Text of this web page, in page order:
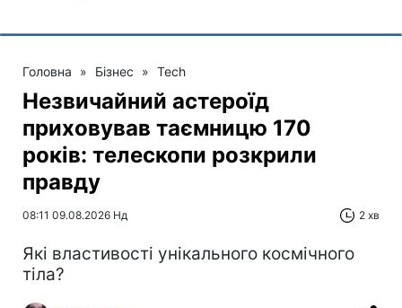
Головна » Бізнес » Tech
Незвичайний астероїд
приховував таємницю 170
років: телескопи розкрили
правду
08:11 09.08.2026 Нд 2 хв
Які властивості унікального космічного
тіла?